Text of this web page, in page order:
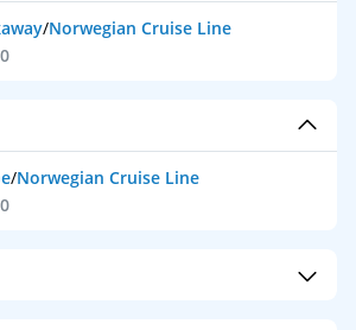
/Norwegian Cruise Line
/Norwegian Cruise Line